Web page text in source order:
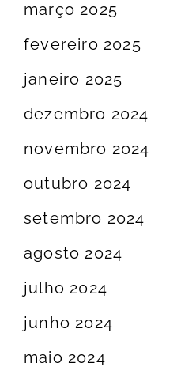
março 2025
fevereiro 2025
janeiro 2025
dezembro 2024
novembro 2024
outubro 2024
setembro 2024
agosto 2024
julho 2024
junho 2024
maio 2024